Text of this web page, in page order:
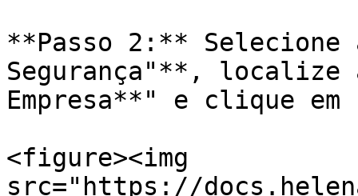
**Passo 2:** Selecione
Segurança"**, localize
Empresa**" e clique
<figure><img
src="https://